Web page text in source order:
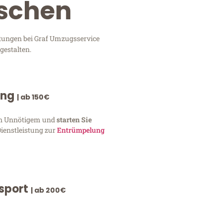
bei Graf Umzugsservice
| ab 150€
Unnötigem undstarten Sie
zurEntrümpelung
| ab 200€